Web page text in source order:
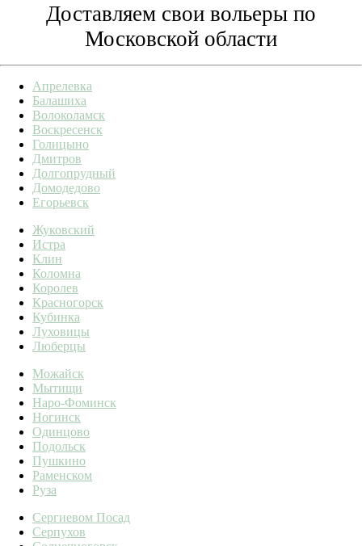
Доставляем свои вольеры по
Московской области
Апрелевка
Балашиха
Волоколамск
Воскресенск
Голицыно
Дмитров
Долгопрудный
Домодедово
Егорьевск
Жуковский
Истра
Клин
Коломна
Королев
Красногорск
Кубинка
Луховицы
Люберцы
Можайск
Мытищи
Наро-Фоминск
Ногинск
Одинцово
Подольск
Пушкино
Раменском
Руза
Сергиевом Посад
Серпухов